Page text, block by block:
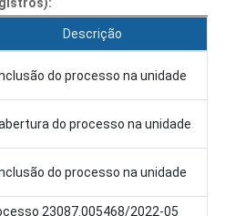
Descrição
do processo na unidade
do processo na unidade
do processo na unidade
23087.005468/2022-05